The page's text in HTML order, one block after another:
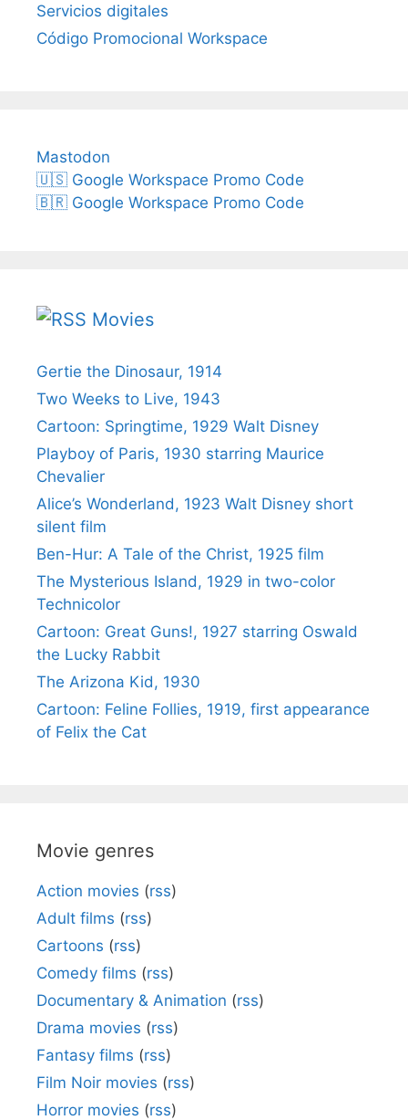
Servicios digitales
Código Promocional Workspace
Mastodon
🇺🇸 Google Workspace Promo Code
🇧🇷 Google Workspace Promo Code
Movies
Gertie the Dinosaur, 1914
Two Weeks to Live, 1943
Cartoon: Springtime, 1929 Walt Disney
Playboy of Paris, 1930 starring Maurice
Chevalier
Alice’s Wonderland, 1923 Walt Disney short
silent film
Ben-Hur: A Tale of the Christ, 1925 film
The Mysterious Island, 1929 in two-color
Technicolor
Cartoon: Great Guns!, 1927 starring Oswald
the Lucky Rabbit
The Arizona Kid, 1930
Cartoon: Feline Follies, 1919, first appearance
of Felix the Cat
Movie genres
Action movies (rss)
Adult films (rss)
Cartoons (rss)
Comedy films (rss)
Documentary & Animation (rss)
Drama movies (rss)
Fantasy films (rss)
Film Noir movies (rss)
Horror movies (rss)